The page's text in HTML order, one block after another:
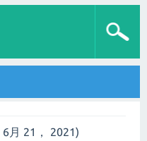
6月 21， 2021)